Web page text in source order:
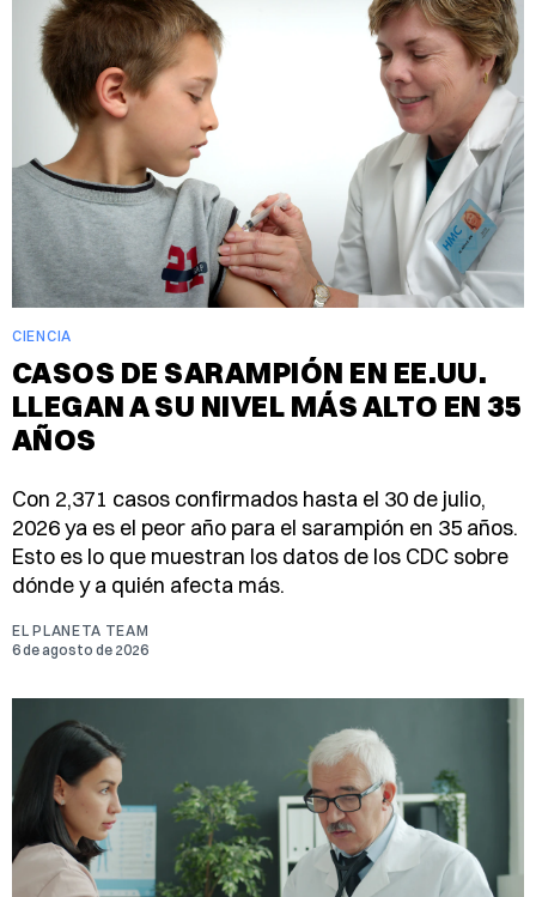
CIENCIA
CASOS DE SARAMPIÓN EN EE.UU.
LLEGAN A SU NIVEL MÁS ALTO EN 35
AÑOS
Con 2,371 casos confirmados hasta el 30 de julio,
2026 ya es el peor año para el sarampión en 35 años.
Esto es lo que muestran los datos de los CDC sobre
dónde y a quién afecta más.
EL PLANETA TEAM
6 de agosto de 2026